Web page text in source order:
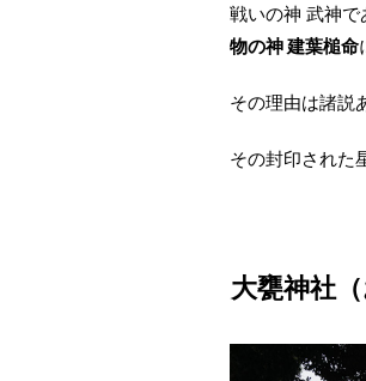
戦いの神 武神
物の神 建葉槌命
その理由は諸説
その封印された
大甕神社